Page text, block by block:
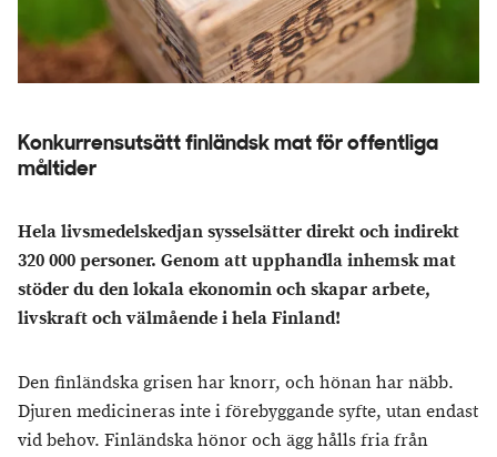
Konkurrensutsätt finländsk mat för offentliga
måltider
Hela livsmedelskedjan sysselsätter direkt och indirekt
320 000 personer. Genom att upphandla inhemsk mat
stöder du den lokala ekonomin och skapar arbete,
livskraft och välmående i hela Finland!
Den finländska grisen har knorr, och hönan har näbb.
Djuren medicineras inte i förebyggande syfte, utan endast
vid behov. Finländska hönor och ägg hålls fria från